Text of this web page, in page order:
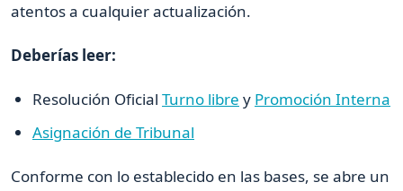
atentos a cualquier actualización.
Deberías leer:
Resolución Oficial Turno libre y Promoción Interna
Asignación de Tribunal
Conforme con lo establecido en las bases, se abre un